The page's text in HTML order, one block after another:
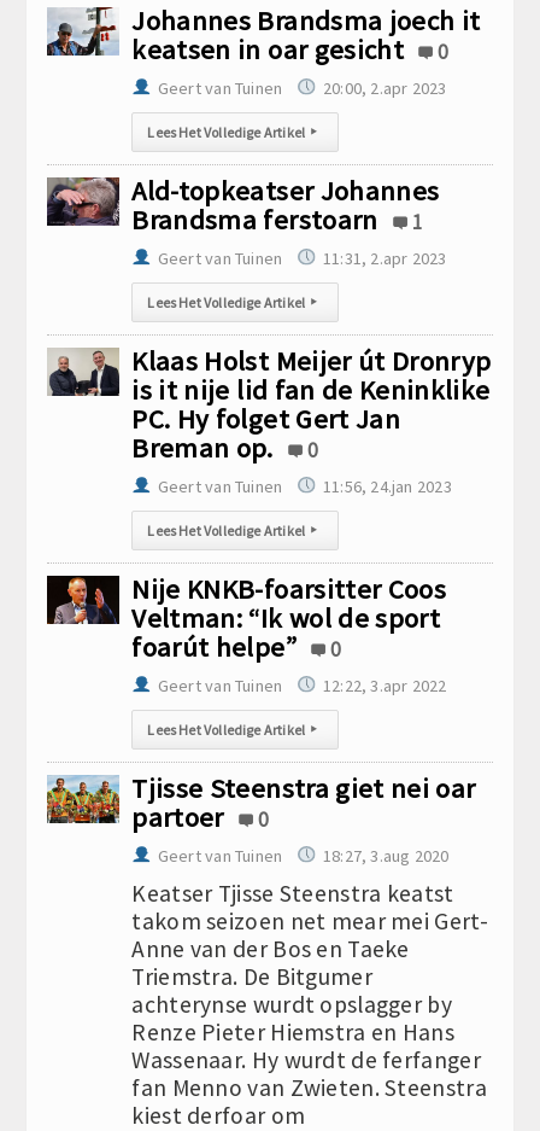
Johannes Brandsma joech it
keatsen in oar gesicht
0
Geert van Tuinen 20:00, 2.apr 2023
Lees Het Volledige Artikel ▸
Ald-topkeatser Johannes
Brandsma ferstoarn
1
Geert van Tuinen 11:31, 2.apr 2023
Lees Het Volledige Artikel ▸
Klaas Holst Meijer út Dronryp
is it nije lid fan de Keninklike
PC. Hy folget Gert Jan
Breman op.
0
Geert van Tuinen 11:56, 24.jan 2023
Lees Het Volledige Artikel ▸
Nije KNKB-foarsitter Coos
Veltman: “Ik wol de sport
foarút helpe”
0
Geert van Tuinen 12:22, 3.apr 2022
Lees Het Volledige Artikel ▸
Tjisse Steenstra giet nei oar
partoer
0
Geert van Tuinen 18:27, 3.aug 2020
Keatser Tjisse Steenstra keatst
takom seizoen net mear mei Gert-
Anne van der Bos en Taeke
Triemstra. De Bitgumer
achterynse wurdt opslagger by
Renze Pieter Hiemstra en Hans
Wassenaar. Hy wurdt de ferfanger
fan Menno van Zwieten. Steenstra
kiest derfoar om